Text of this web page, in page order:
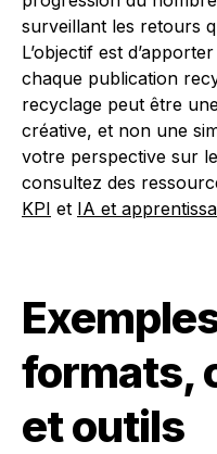
surveillant les retours
L’objectif est
chaque publication
recyclage peut être
créative, et non une
votre perspective sur
consultez des
KPI et IA et
formats,
et outils